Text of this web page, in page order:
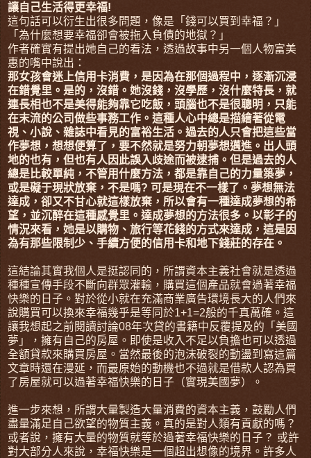
讓自己生活得更幸福!
這句話可以衍生出很多問題，像是「錢可以買到幸福？」
「為什麼想要幸福卻會被拖入負債的地獄？」
作者確實有提出她自己的看法，透過故事中另一個人物富美
惠的嘴中說出：
那女孩會迷上信用卡消費，是因為在那個過程中，逐漸沉浸
在錯覺里。是的，沒錯。她沒錢，沒學歷，沒什麼特長，就
連長相也不是美得能夠靠它吃飯，頭腦也不是很聰明，只能
在末流的公司做些事務工作。這種人心中總是描繪著從電
視、小說、雜誌中看見的富裕生活。過去的人只會把這些當
作夢想，想想便算了，要不然就是努力朝夢想邁進。出人頭
地的也有，但也有人因此誤入歧途而被逮捕。但是過去的人
總是比較單純，不管用什麼方法，都是靠自己的力量築夢，
或是礙于現狀放棄，不是嗎? 可是現在不一樣了。夢想無法
達成，卻又不甘心就這樣放棄，所以會有一種達成夢想的希
望，並沉醉在這種感覺里。達成夢想的方法很多。以彰子的
情況來看，她是以購物、旅行等花錢的方式來達成，這是因
為有那些限制少、手續方便的信用卡和地下錢莊的存在。
這結論其實我個人是挺認同的，所謂資本主義社會就是透過
種種宣傳手段不斷向群眾灌輸，購買這個產品就會過著幸福
快樂的日子。對於從小就在充滿商業廣告環境長大的人們來
說購買可以換來幸福幾乎是等同於1+1=2般的千真萬確。這
讓我想起之前閱讀討論08年次貸的書籍中反覆提及的「美國
夢」，擁有自己的房屋。即使是收入不足以負擔也可以透過
全額貸款來購買房屋。當然最後的泡沫破裂的動盪到寫這篇
文章時還在漫延，而最原始的動機也不過就是借款人認為買
了房屋就可以過著幸福快樂的日子（實現美國夢）。
進一步來想，所謂大量製造大量消費的資本主義，鼓勵人們
盡量滿足自己欲望的物質主義。真的是對人類有貢獻的嗎？
或者說，擁有大量的物質就等於過著幸福快樂的日子？ 或許
對大部分人來說，幸福快樂是一個超出想像的境界。許多人